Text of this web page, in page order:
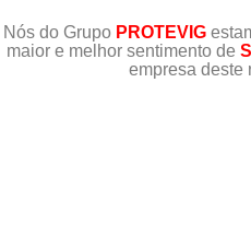
Nós do Grupo PROTEVIG
maior e melhor sentimento de
empresa deste